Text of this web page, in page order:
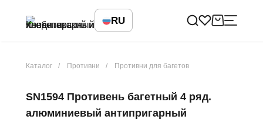
RU
Каталог Противни Противни для багетов
SN1594 Противень багетный 4 ряд.
алюминиевый антипригарный